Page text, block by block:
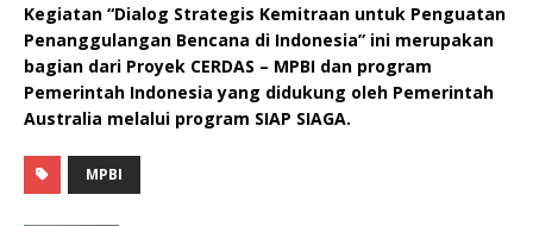
Kegiatan “Dialog Strategis Kemitraan untuk Penguatan
Penanggulangan Bencana di Indonesia” ini merupakan
bagian dari Proyek CERDAS – MPBI dan program
Pemerintah Indonesia yang didukung oleh Pemerintah
Australia melalui program SIAP SIAGA.
MPBI